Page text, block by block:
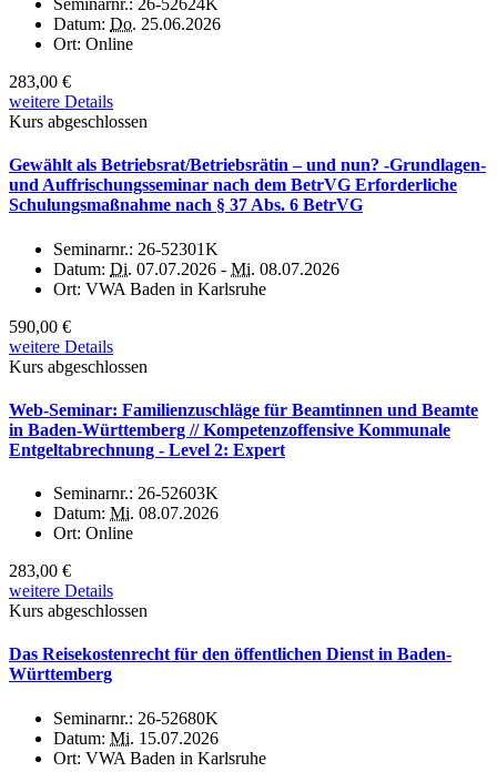
Seminarnr.: 26-52624K
Datum: Do. 25.06.2026
Ort: Online
283,00 €
weitere Details
Kurs abgeschlossen
Gewählt als Betriebsrat/Betriebsrätin – und nun? -Grundlagen-
und Auffrischungsseminar nach dem BetrVG Erforderliche
Schulungsmaßnahme nach § 37 Abs. 6 BetrVG
Seminarnr.: 26-52301K
Datum: Di. 07.07.2026 - Mi. 08.07.2026
Ort: VWA Baden in Karlsruhe
590,00 €
weitere Details
Kurs abgeschlossen
Web-Seminar: Familienzuschläge für Beamtinnen und Beamte
in Baden-Württemberg // Kompetenzoffensive Kommunale
Entgeltabrechnung - Level 2: Expert
Seminarnr.: 26-52603K
Datum: Mi. 08.07.2026
Ort: Online
283,00 €
weitere Details
Kurs abgeschlossen
Das Reisekostenrecht für den öffentlichen Dienst in Baden-
Württemberg
Seminarnr.: 26-52680K
Datum: Mi. 15.07.2026
Ort: VWA Baden in Karlsruhe